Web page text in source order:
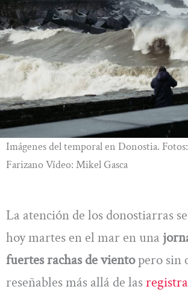
Imágenes del temporal en Donostia.
Farizano Vídeo: Mikel Gasca
La atención de los donostiarras
hoy martes en el mar en una
fuertes rachas de vientopero sin
reseñables más allá de las